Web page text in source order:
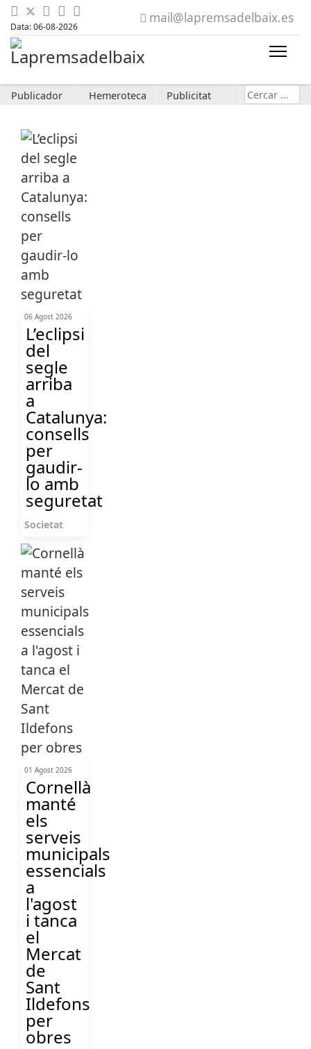
Data: 06-08-2026
mail@lapremsadelbaix.es
Publicador Hemeroteca Publicitat Cerca
06 Agost 2026
L’eclipsi
del
segle
arriba
a
Catalunya:
consells
per
gaudir-
lo amb
seguretat
Societat
01 Agost 2026
Cornellà
manté
els
serveis
municipals
essencials
a
l'agost
i tanca
el
Mercat
de
Sant
Ildefons
per
obres